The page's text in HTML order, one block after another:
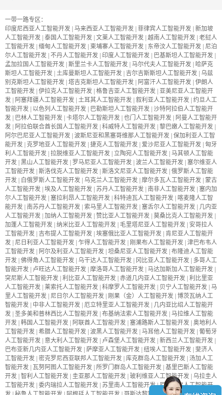
一带一路专区：
印度尼西亚人工智能开发 | 马来西亚人工智能开发 | 菲律宾人工智能开发 | 新加坡
人工智能开发 | 泰国人工智能开发 | 文莱人工智能开发 | 越南人工智能开发 | 老挝人
工智能开发 | 缅甸人工智能开发 | 柬埔寨人工智能开发 | 东帝汶人工智能开发 | 尼泊
尔人工智能开发 | 不丹人工智能开发 | 印度人工智能开发 | 巴基斯坦人工智能开发 |
孟加拉国人工智能开发 | 斯里兰卡人工智能开发 | 马尔代夫人工智能开发 | 哈萨克
斯坦人工智能开发 | 土库曼斯坦人工智能开发 | 吉尔吉斯斯坦人工智能开发 | 乌兹
别克斯坦人工智能开发 | 塔吉克斯坦人工智能开发 | 阿富汗人工智能开发 | 伊朗人
工智能开发 | 伊拉克人工智能开发 | 格鲁吉亚人工智能开发 | 亚美尼亚人工智能开
发 | 阿塞拜疆人工智能开发 | 土耳其人工智能开发 | 叙利亚人工智能开发 | 约旦人工
智能开发 | 以色列人工智能开发 | 巴勒斯坦人工智能开发 | 沙特阿拉伯人工智能开
发 | 巴林人工智能开发 | 卡塔尔人工智能开发 | 也门人工智能开发 | 阿曼人工智能开
发 | 阿拉伯联合酋长国人工智能开发 | 科威特人工智能开发 | 黎巴嫩人工智能开发 |
阿尔巴尼亚人工智能开发 | 波斯尼亚和黑塞哥维那人工智能开发 | 保加利亚人工智
能开发 | 克罗地亚人工智能开发 | 捷克人工智能开发 | 爱沙尼亚人工智能开发 | 匈牙
利人工智能开发 | 拉脱维亚人工智能开发 | 立陶宛人工智能开发 | 马其顿人工智能
开发 | 黑山人工智能开发 | 罗马尼亚人工智能开发 | 波兰人工智能开发 | 塞尔维亚人
工智能开发 | 斯洛伐克人工智能开发 | 斯洛文尼亚人工智能开发 | 俄罗斯人工智能
开发 | 白俄罗斯人工智能开发 | 乌克兰人工智能开发 | 摩尔多瓦人工智能开发 | 蒙古
人工智能开发 | 埃及人工智能开发 | 苏丹人工智能开发 | 南非人工智能开发 | 塞内加
尔人工智能开发 | 塞拉利昂人工智能开发 | 科特迪瓦人工智能开发 | 喀麦隆人工智
能开发 | 南苏丹人工智能开发 | 索马里人工智能开发 | 塞舌尔人工智能开发 | 几内亚
人工智能开发 | 加纳人工智能开发 | 赞比亚人工智能开发 | 莫桑比克人工智能开发 |
加蓬人工智能开发 | 纳米比亚人工智能开发 | 毛里塔尼亚人工智能开发 | 安哥拉人
工智能开发 | 吉布提人工智能开发 | 埃塞俄比亚人工智能开发 | 肯尼亚人工智能开
发 | 尼日利亚人工智能开发 | 乍得人工智能开发 | 刚果布人工智能开发 | 津巴布韦人
工智能开发 | 阿尔及利亚人工智能开发 | 坦桑尼亚人工智能开发 | 布隆迪人工智能
开发 | 佛得角人工智能开发 | 乌干达人工智能开发 | 冈比亚人工智能开发 | 多哥人工
智能开发 | 卢旺达人工智能开发 | 摩洛哥人工智能开发 | 马达加斯加人工智能开发 |
突尼斯人工智能开发 | 利比亚人工智能开发 | 赤道几内亚人工智能开发 | 利比里亚
人工智能开发 | 莱索托人工智能开发 | 科摩罗人工智能开发 | 贝宁人工智能开发 | 马
里人工智能开发 | 尼日尔人工智能开发 | 刚果（金）人工智能开发 | 博茨瓦纳人工
智能开发 | 中非人工智能开发 | 厄立特里亚人工智能开发 | 几内亚比绍人工智能开
发 | 圣多美和普林西比人工智能开发 | 布基纳法索人工智能开发 | 马拉维人工智能
开发 | 韩国人工智能开发 | 阿联酋人工智能开发 | 塞浦路斯人工智能开发 | 奥地利人
工智能开发 | 希腊人工智能开发 | 波黑人工智能开发 | 马耳他人工智能开发 | 葡萄牙
人工智能开发 | 意大利人工智能开发 | 卢森堡人工智能开发 | 新西兰人工智能开发 |
巴布亚新几内亚人工智能开发 | 萨摩亚人工智能开发 | 纽埃人工智能开发 | 斐济人
工智能开发 | 密克罗尼西亚联邦人工智能开发 | 库克群岛人工智能开发 | 汤加人工
智能开发 | 瓦努阿图人工智能开发 | 所罗门群岛人工智能开发 | 基里巴斯人工智能
开发 | 智利人工智能开发 | 圭亚那人工智能开发 | 玻利维亚人工智能开发 | 乌拉圭人
工智能开发 | 委内瑞拉人工智能开发 | 苏里南人工智能开发|厄瓜多尔人工智能开